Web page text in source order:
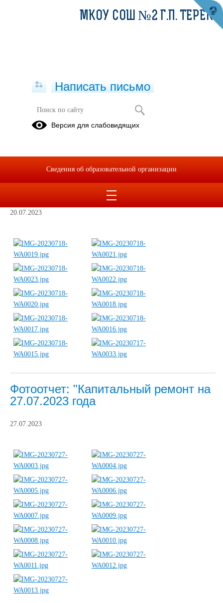
Фотогалерея
20.07.2023
Фотоотчет: "Капитальный ремонт на
27.07.2023 года
27.07.2023
МКОУ СОШ №2 Г.П. ТЕРЕК
Написать письмо
Версия для слабовидящих
Сведения об образовательной организации